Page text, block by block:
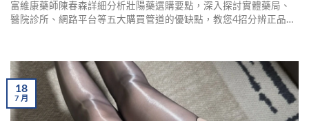
富維康藥師陳春森詳細分析壯陽藥選購要點，深入探討實體藥局、
醫院診所、網路平台等五大購買管道的優缺點，教您4招分辨正品與
18
7月